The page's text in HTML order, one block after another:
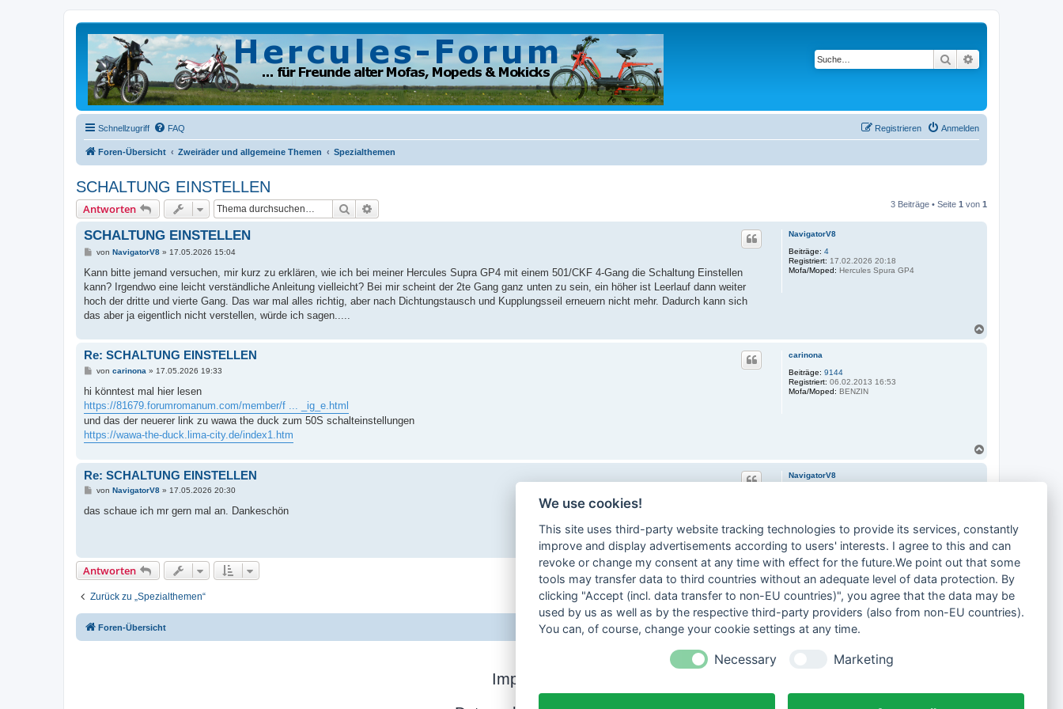
Suche
Schnellzugriff FAQ Anmelden
Registrieren
Foren-Übersicht Zweiräder und allgemeine Themen Spezialthemen
SCHALTUNG EINSTELLEN
Antworten Suche 3 Beiträge • Seite 1 von 1
NavigatorV8
Beiträge: 4
Registriert: 17.02.2026 20:18
Mofa/Moped: Hercules Spura GP4
SCHALTUNG EINSTELLEN
B
i
r
a
von NavigatorV8» 17.05.2026 15:04
Kann bitte jemand versuchen, mir kurz zu erklären, wie ich bei meiner Hercules Supra GP4 mit einem 501/CKF 4-Gang die Schaltung Einstellen
kann? Irgendwo eine leicht verständliche Anleitung vielleicht? Bei mir scheint der 2te Gang ganz unten zu sein, ein höher ist Leerlauf dann weiter
hoch der dritte und vierte Gang. Das war mal alles richtig, aber nach Dichtungstausch und Kupplungsseil erneuern nicht mehr. Dadurch kann sich
das aber ja eigentlich nicht verstellen, würde ich sagen.....
carinona
Beiträge: 9144
Registriert: 06.02.2013 16:53
Mofa/Moped: BENZIN
Re: SCHALTUNG EINSTELLEN
B
r
a
g
von carinona » 17.05.2026 19:33
hi könntest mal hier lesen
https://81679.forumromanum.com/member/f ... _ig_e.html
und das der neuerer link zu wawa the duck zum 50S schalteinstellungen
https://wawa-the-duck.lima-city.de/index1.htm
h
n
NavigatorV8
Re: SCHALTUNG EINSTELLEN
B
i
von NavigatorV8» 17.05.2026 20:30
das schaue ich mr gern mal an. Dankeschön
N
c
h
b
e
Antworten 3 Beiträge • Seite1 von1
Zurück zu „Spezialthemen“ Gehe zu
Foren-Übersicht Alle Foren-Cookies löschen
Impressum
We use cookies!
This site uses third-party website tracking technologies to provide its services, constantly
improve and display advertisements according to users' interests. I agree to this and can
revoke or change my consent at any time with effect for the future.We point out that some
tools may transfer data to third countries without an adequate level of data protection. By
clicking "Accept (incl. data transfer to non-EU countries)", you agree that the data may be
used by us as well as by the respective third-party providers (also from non-EU countries).
You can, of course, change your cookie settings at any time.
Necessary Marketing